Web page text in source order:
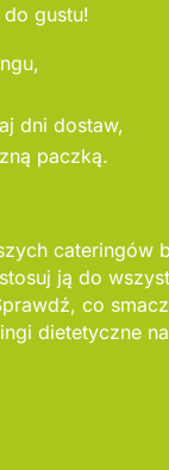
gustu!
dni dostaw,
paczką.
cateringów
ją do
co
dietetyczne